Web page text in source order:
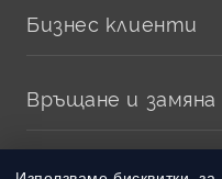
Бизнес клиенти
Връщане и замяна
Методи на